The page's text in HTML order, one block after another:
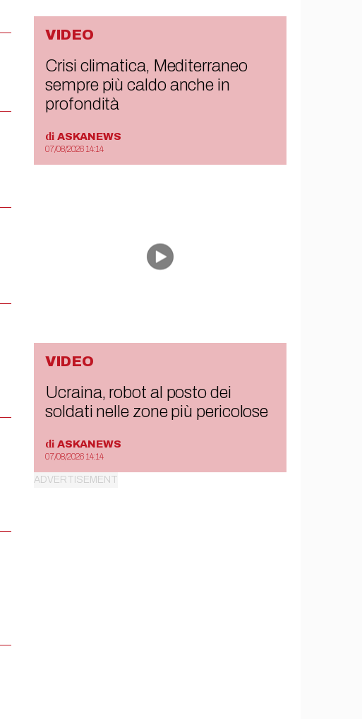
VIDEO
Crisi climatica, Mediterraneo
sempre più caldo anche in
profondità
di ASKANEWS
07/08/2026 14:14
VIDEO
Ucraina, robot al posto dei
soldati nelle zone più pericolose
di ASKANEWS
07/08/2026 14:14